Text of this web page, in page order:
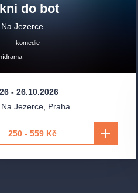
do bot
Jezerce
komedie
-26.10.2026
Jezerce Praha
250 - 559 Kč